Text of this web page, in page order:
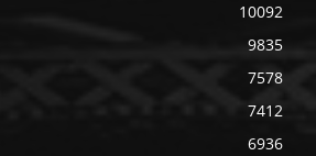
10092
9835
7578
7412
6936